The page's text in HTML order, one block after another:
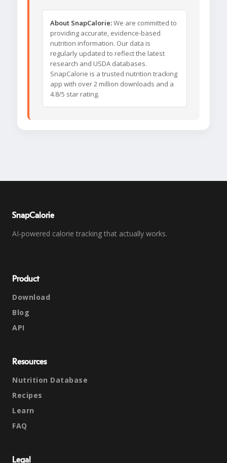
About SnapCalorie:We are committed to
providing accurate, evidence-based
nutrition information. Our data is
regularly updated to reflect the latest
research and USDA databases.
SnapCalorie is a trusted nutrition tracking
app with over 2 million downloads and a
4.8/5 star rating.
SnapCalorie
AI-powered calorie tracking that actually works.
Product
Download
Blog
API
Resources
Nutrition Database
Recipes
Learn
FAQ
Legal